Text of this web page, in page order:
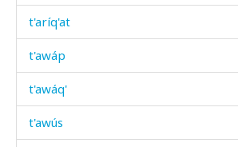
t'aríq'at
t'awáp
t'awáq'
t'awús